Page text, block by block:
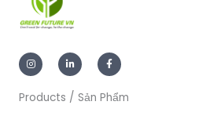
n
s
t
g
r
i
n
k
d
i
a
c
e
o
o
Products / Sản Phẩm